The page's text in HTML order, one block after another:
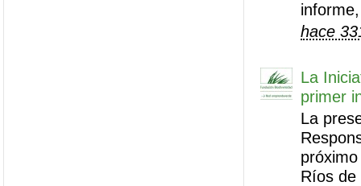
hace
La
primer
La
Ríos de